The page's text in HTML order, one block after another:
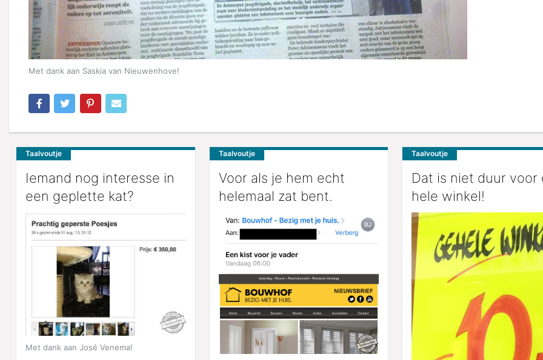
Met dank aan Saskia van Nieuwenhove!
Taalvoutje
Iemand nog interesse in
een geplette kat?
Met dank aan José Venema!
Taalvoutje
Voor als je hem echt
helemaal zat bent.
Taalvoutje
Dat is niet duur voor
hele winkel!